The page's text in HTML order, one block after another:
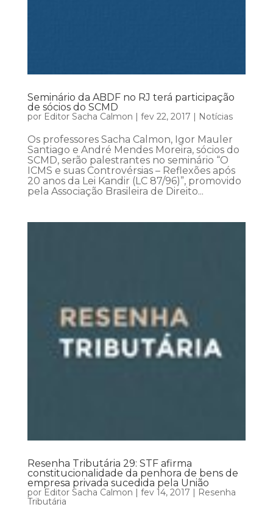
Seminário da ABDF no RJ terá participação
de sócios do SCMD
por Editor Sacha Calmon | fev 22, 2017 | Notícias
Os professores Sacha Calmon, Igor Mauler
Santiago e André Mendes Moreira, sócios do
SCMD, serão palestrantes no seminário “O
ICMS e suas Controvérsias – Reflexões após
20 anos da Lei Kandir (LC 87/96)”, promovido
pela Associação Brasileira de Direito...
Resenha Tributária 29: STF afirma
constitucionalidade da penhora de bens de
empresa privada sucedida pela União
por Editor Sacha Calmon | fev 14, 2017 | Resenha
Tributária